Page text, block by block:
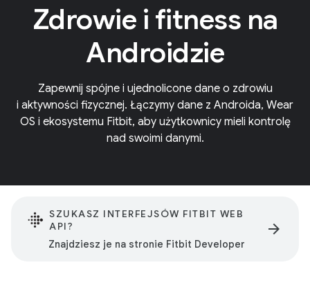
Zdrowie i fitness na
Androidzie
Zapewnij spójne i ujednolicone dane o zdrowiu
i aktywności fizycznej. Łączymy dane z Androida, Wear
OS i ekosystemu Fitbit, aby użytkownicy mieli kontrolę
nad swoimi danymi.
SZUKASZ INTERFEJSÓW FITBIT WEB
API?
Znajdziesz je na stronie Fitbit Developer
arrow_forward